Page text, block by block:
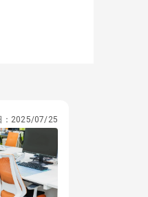
2025/07/25